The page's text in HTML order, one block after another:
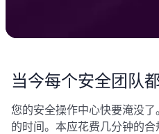
当今每个安全团队
您的安全操作中心快要淹没
的时间。本应花费几分钟的